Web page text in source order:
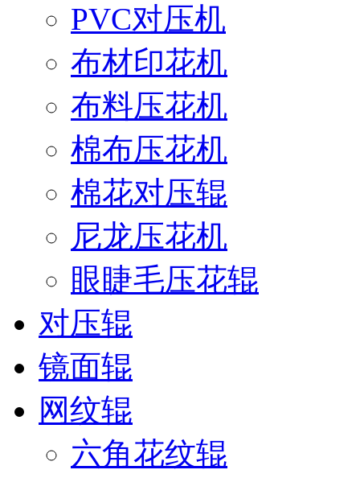
PVC对压机
布材印花机
布料压花机
棉布压花机
棉花对压辊
尼龙压花机
眼睫毛压花辊
对压辊
镜面辊
网纹辊
六角花纹辊